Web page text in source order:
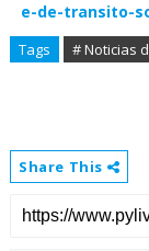
e-de-transito-
Tags # Noticias
Share This